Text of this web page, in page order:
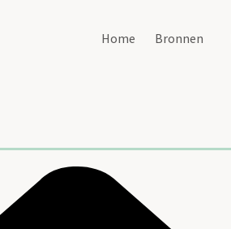
Home Bronnen